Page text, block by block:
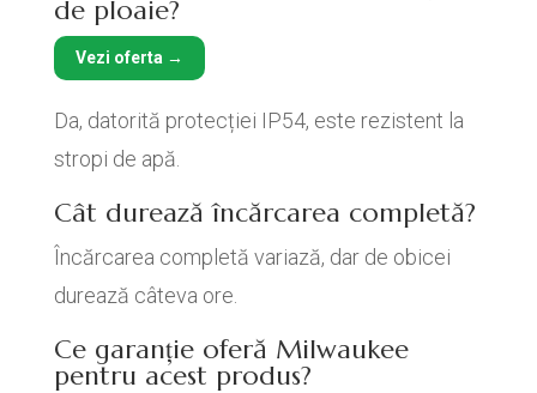
de ploaie?
Vezi oferta →
Da, datorită protecției IP54, este rezistent la
stropi de apă.
Cât durează încărcarea completă?
Încărcarea completă variază, dar de obicei
durează câteva ore.
Ce garanție oferă Milwaukee
pentru acest produs?